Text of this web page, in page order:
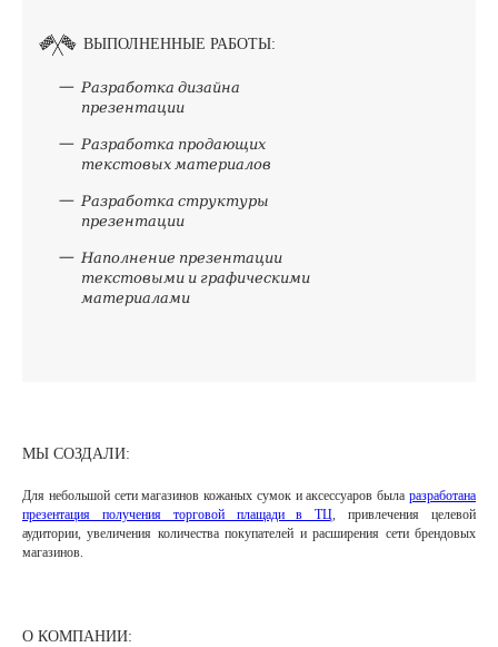
ВЫПОЛНЕННЫЕ РАБОТЫ:
Разработка дизайна
презентации
Разработка продающих
текстовых материалов
Разработка структуры
презентации
Наполнение презентации
текстовыми и графическими
материалами
МЫ СОЗДАЛИ:
Для небольшой сети магазинов кожаных сумок и аксессуаров была разработана
презентация получения торговой плащади в ТЦ, привлечения целевой
аудитории, увеличения количества покупателей ирасширения сети брендовых
магазинов.
О КОМПАНИИ: